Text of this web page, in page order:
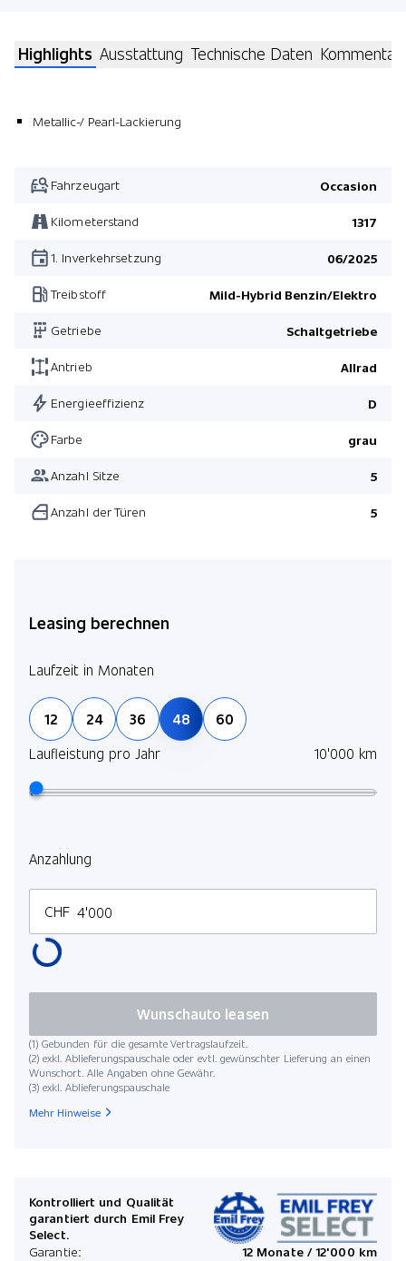
Highlights Ausstattung Technische Daten Kommentar
Metallic-/ Pearl-Lackierung
Fahrzeugart Occasion
Kilometerstand 1317
1. Inverkehrsetzung 06/2025
Treibstoff Mild-Hybrid Benzin/Elektro
Getriebe Schaltgetriebe
Antrieb Allrad
Energieeffizienz D
Farbe grau
Anzahl Sitze 5
Anzahl der Türen 5
Leasing berechnen
Laufzeit in Monaten
12 24 36 48
60
Laufleistung pro Jahr
10'000 km
Anzahlung
CHF
(1) Gebunden für die gesamte Vertragslaufzeit.
(2) exkl. Ablieferungspauschale oder evtl. gewünschter Lieferung an einen
Wunschort. Alle Angaben ohne Gewähr.
(3) exkl. Ablieferungspauschale
Wunschauto leasen
Mehr Hinweise
Kontrolliert und Qualität
garantiert durch Emil Frey
Select.
Garantie:
12 Monate / 12'000 km